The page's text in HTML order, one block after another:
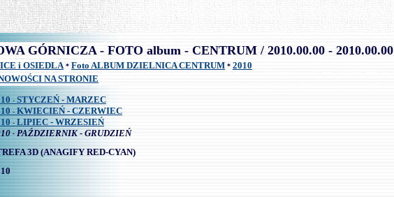
\
GÓRNICZA - FOTO album - CENTRUM / 2010.00.00 - 2010.00.00
i OSIEDLA * Foto ALBUM DZIELNICA CENTRUM * 2010
NA STRONIE
- STYCZEŃ - MARZEC
- KWIECIEŃ - CZERWIEC
- LIPIEC - WRZESIEŃ
- PAŹDZIERNIK - GRUDZIEŃ
3D(ANAGIFY RED-CYAN)